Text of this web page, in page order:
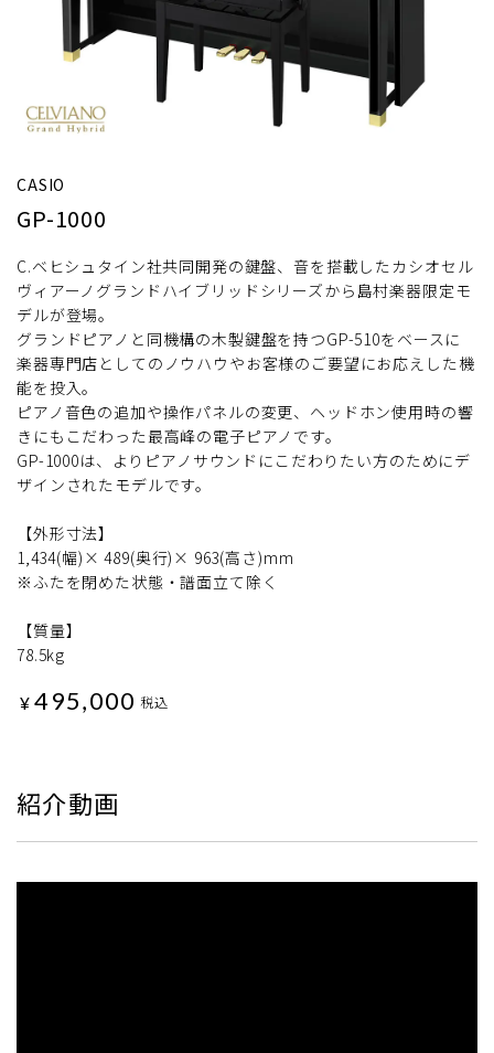
CASIO
GP-1000
C.ベヒシュタイン社共同開発の鍵盤、音を搭載したカシオセル
ヴィアーノグランドハイブリッドシリーズから島村楽器限定モ
デルが登場。
グランドピアノと同機構の木製鍵盤を持つGP-510をベースに
楽器専門店としてのノウハウやお客様のご要望にお応えした機
能を投入。
ピアノ音色の追加や操作パネルの変更、ヘッドホン使用時の響
きにもこだわった最高峰の電子ピアノです。
GP-1000は、よりピアノサウンドにこだわりたい方のためにデ
ザインされたモデルです。
【外形寸法】
1,434(幅)× 489(奥行)× 963(高さ)mm
※ふたを閉めた状態・譜面立て除く
【質量】
78.5kg
¥ 495,000 税込
紹介動画